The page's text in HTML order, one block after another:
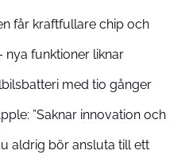
får kraftfullare chip och
nya funktioner liknar
med tio gånger
”Saknar innovation och
aldrig bör ansluta till ett